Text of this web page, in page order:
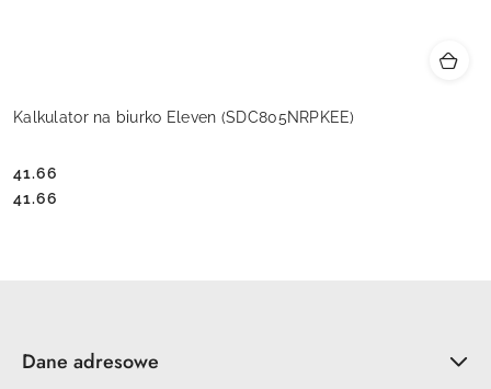
Kalkulator na biurko Eleven (SDC805NRPKEE)
Cena:
41.66
Cena:
41.66
Dane adresowe